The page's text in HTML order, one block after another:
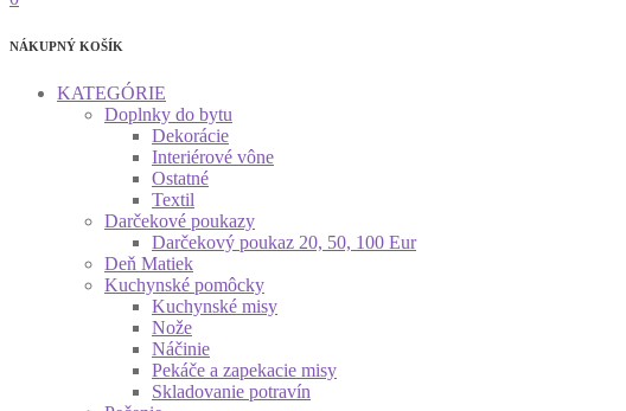
NÁKUPNÝ KOŠÍK
KATEGÓRIE
Doplnky do bytu
Dekorácie
Interiérové vône
Ostatné
Textil
Darčekové poukazy
Darčekový poukaz 20, 50, 100 Eur
Deň Matiek
Kuchynské pomôcky
Kuchynské misy
Nože
Náčinie
Pekáče a zapekacie misy
Skladovanie potravín